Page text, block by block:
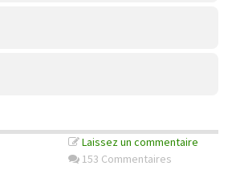
Laissez un commentaire
153 Commentaires